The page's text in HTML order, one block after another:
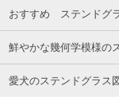
おすすめ ステンドグ
鮮やかな幾何学模様の
愛犬のステンドグラス